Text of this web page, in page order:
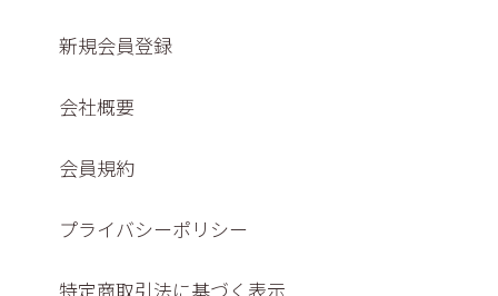
新規会員登録
会社概要
会員規約
プライバシーポリシー
特定商取引法に基づく表示